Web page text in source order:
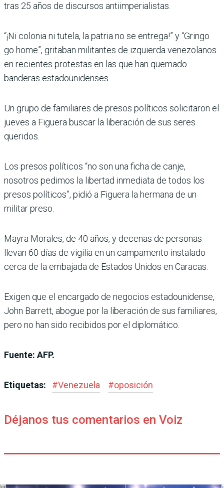
tras 25 años de discursos antiimperialistas.
“¡Ni colonia ni tutela, la patria no se entrega!” y “Gringo
go home”, gritaban militantes de izquierda venezolanos
en recientes protestas en las que han quemado
banderas estadounidenses.
Un grupo de familiares de presos políticos solicitaron el
jueves a Figuera buscar la liberación de sus seres
queridos.
Los presos políticos “no son una ficha de canje,
nosotros pedimos la libertad inmediata de todos los
presos políticos”, pidió a Figuera la hermana de un
militar preso.
Mayra Morales, de 40 años, y decenas de personas
llevan 60 días de vigilia en un campamento instalado
cerca de la embajada de Estados Unidos en Caracas.
Exigen que el encargado de negocios estadounidense,
John Barrett, abogue por la liberación de sus familiares,
pero no han sido recibidos por el diplomático.
Fuente: AFP.
Etiquetas: #Venezuela #oposición
Déjanos tus comentarios en Voiz